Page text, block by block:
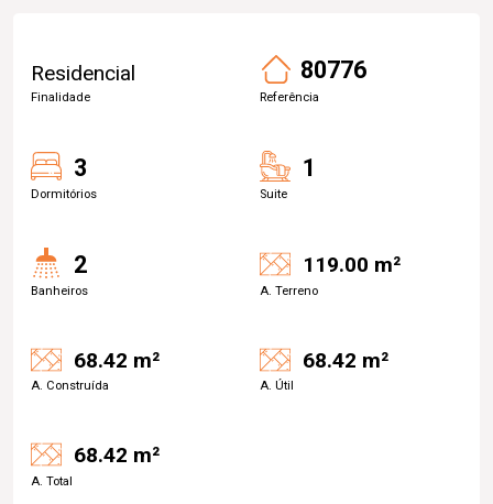
Residencial
Finalidade
80776
Referência
3
Dormitórios
1
Suite
2
Banheiros
119.00 m²
A. Terreno
68.42 m²
A. Construída
68.42 m²
A. Útil
68.42 m²
A. Total